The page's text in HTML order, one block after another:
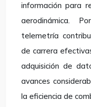
información para
aerodinámica.
telemetría
de carrera
adquisición de
avances
la eficiencia de